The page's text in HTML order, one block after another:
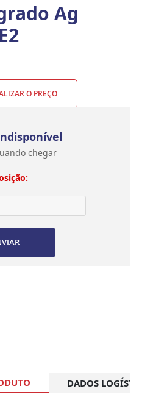
Ag
O PREÇO
chegar
DADOS